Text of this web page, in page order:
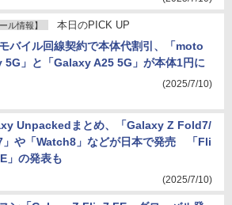
ル情報】 本日のPICK UP
バイル回線契約で本体代割引、「moto
5G」と「Galaxy A25 5G」が本体1円に
(2025/7/10)
Unpackedまとめ、「Galaxy Z Fold7/
」や「Watch8」などが日本で発売 「Fli
」の発表も
(2025/7/10)